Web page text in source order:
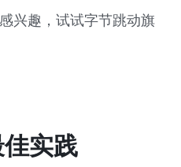
兴趣，试试字节跳动旗
实践